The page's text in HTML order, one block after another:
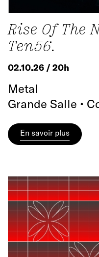
Rise Of The
Ten56.
02.10.26 / 20h
Metal
Grande Salle •
En savoir plus